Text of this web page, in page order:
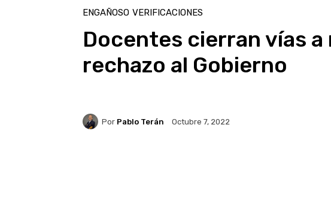
ENGAÑOSO VERIFICACIONES
Docentes cierran vías a
rechazo al Gobierno
Por Pablo Terán Octubre 7, 2022